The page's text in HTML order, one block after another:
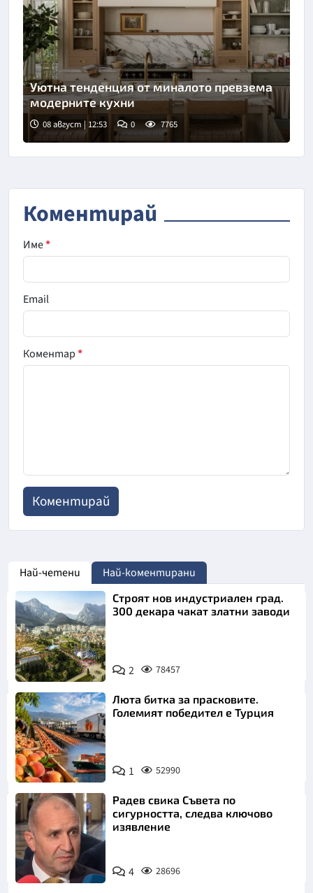
Уютна тенденция от миналото превзема
модерните кухни
08 август | 12:53 0 7765
Коментирай
Име*
Email
Коментар*
Най-четени Най-коментирани
Строят нов индустриален град.
300 декара чакат златни заводи
2 78457
Люта битка за прасковите.
Големият победител е Турция
1 52990
Радев свика Съвета по
сигурността, следва ключово
изявление
4 28696